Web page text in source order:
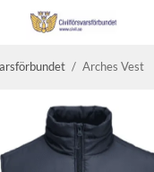
/ Arches Vest